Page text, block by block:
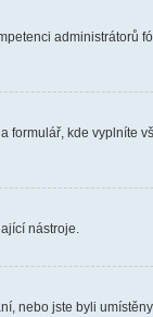
administrátorů
formulář, kde vyplníte
nástroje.
nebo jste byli